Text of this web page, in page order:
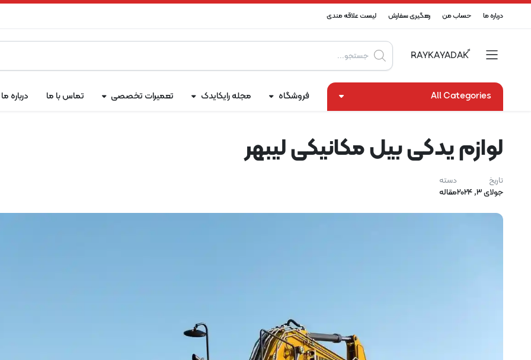
درباره ما حساب من رهگیری سفارش لیست علاقه مندی
Products
search
All Categories فروشگاه مجله رایکایدک تعمیرات تخصصی تماس با ما درباره ما
لوازم یدکی بیل مکانیکی لیبهر
تاریخ
جولای 3, 2024
دسته
مقاله